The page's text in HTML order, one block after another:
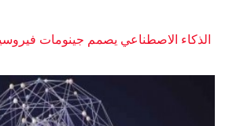
الذكاء الاصطناعي يصمم جينومات فيروسية